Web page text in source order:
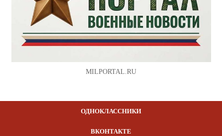
MILPORTAL.RU
ОДНОКЛАССНИКИ
ВКОНТАКТЕ